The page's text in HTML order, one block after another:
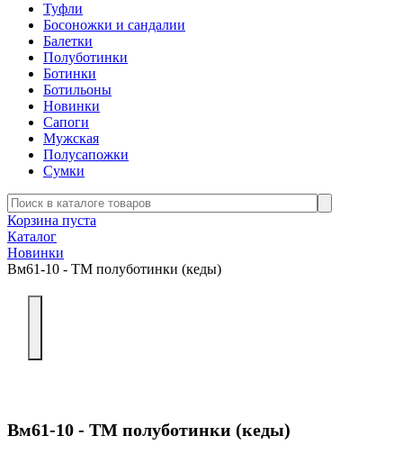
Туфли
Босоножки и сандалии
Балетки
Полуботинки
Ботинки
Ботильоны
Новинки
Сапоги
Мужская
Полусапожки
Сумки
Корзина пуста
Каталог
Новинки
Вм61-10 - ТМ полуботинки (кеды)
Вм61-10 - ТМ полуботинки (кеды)